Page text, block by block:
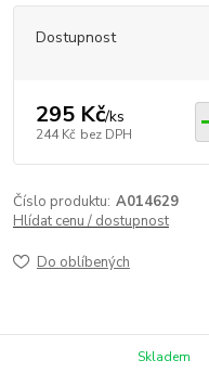
Dostupnost
295 Kč/ks
244 Kč bez DPH
Číslo produktu: A014629
Hlídat cenu / dostupnost
Do oblíbených
Skladem